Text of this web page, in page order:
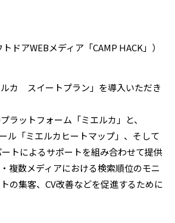
ドアWEBメディア「CAMP HACK」）
カ スイートプラン」を導入いただき
ラットフォーム「ミエルカ」と、
ル「ミエルカヒートマップ」、そして
トによるサポートを組み合わせて提供
複数メディアにおける検索順位のモニ
の集客、CV改善などを促進するために